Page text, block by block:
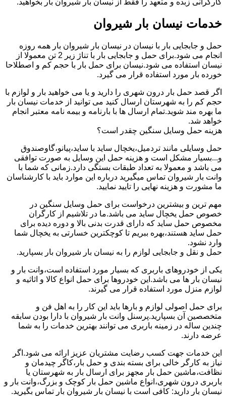
کارگرانی زبده و متعهد را فقط از نیسان بار شیروان بار بخواهید.
خدمات نیسان بار شیروان
حمل و جابجایی بار با نیسان در نیسان بار شیروان بار همه روزه
انجام می شود.برای حمل و جابجایی بار با تناژ زیر 2 تن معمولا از
نیسان استفاده می شود.نیسان برای حمل بار با حجم کم و اصطلاحا
خورده بار مورد استفاده قرار می گیرد.
اگر قصد حمل بار درون شهری را دارید و یا می خواهید بار و لوازم با
حجم کم را به شهرستان ارسال کنید می توانید از خدمات نیسان بار
ما بهره مند شوید.تمام ارسال ها با بارنامه و بیمه نامه معتبر انجام
خواهد شد.
هزینه حمل وسایل سنگین چقدر است؟
حمل وسایلی مانند تردمیل،یخچال ساید با ساید،پیانو،گاوصندوق
و...بسیار مشکل است و هزینه حمل این وسایل به صورت توافقی
می باشد و معمولا به تعداد طبقات بستگی دارد.زمانی که شما با
وانت بار شیروان تماس میگیرید درباره این موارد باید با کارشناسان
ما مشورت و هزینه نهایی را تایید نمایید.
مهم ترین و بیشترین درخواست برای حمل وسایل سنگین در
خصوص حمل یخچال ساید می باشد.ما در تلاشیم از کارگران
مخصوص حمل ساید که دارای قدرت بدنی بالا و دوره دیده برای
حمل ساید هستند،بهره ببریم تا کوچکترین خسارتی به یخچال شما
وارد نشود.
حمل و نقل و جابجایی لوازم را به نیسان بار شیروان بار بسپارید.
یکی از خودروهای باربری که بسیار مورد استفاده است،وانت بار و
نیسان بار ها می باشد.این خودروها برای حمل انواع کالا و اثاثیه و
لوازم منزل مورد استفاده قرار می گیرند.
برای حمل اصولی لوازم و بارها باید این کار را به اهل فن و
متخصصین آن بسپارید.پرسنل وانت بار شیروان با دارا بودن سابقه
چندین ساله در زمینه باربری می توانند بهترین خدمات را به شما
عرضه دارند.
این خدمات جهت کسب رضایت مشتریان عزیز ارائه می شود.اگر
نیاز به کارگر خالی برای بسته بندی و حمل بار،کاگر چیدمان و
نظافت،ماشین حمل بار مجهز برای ارسال بار به شهرستان یا
باربری درون شهری،انواع ماشین حمل بار کوچک و بزرگ،وانت بار و
نیسان بار دارید: کافی است با نیسان بار شیروان بار تماس بگیرید.